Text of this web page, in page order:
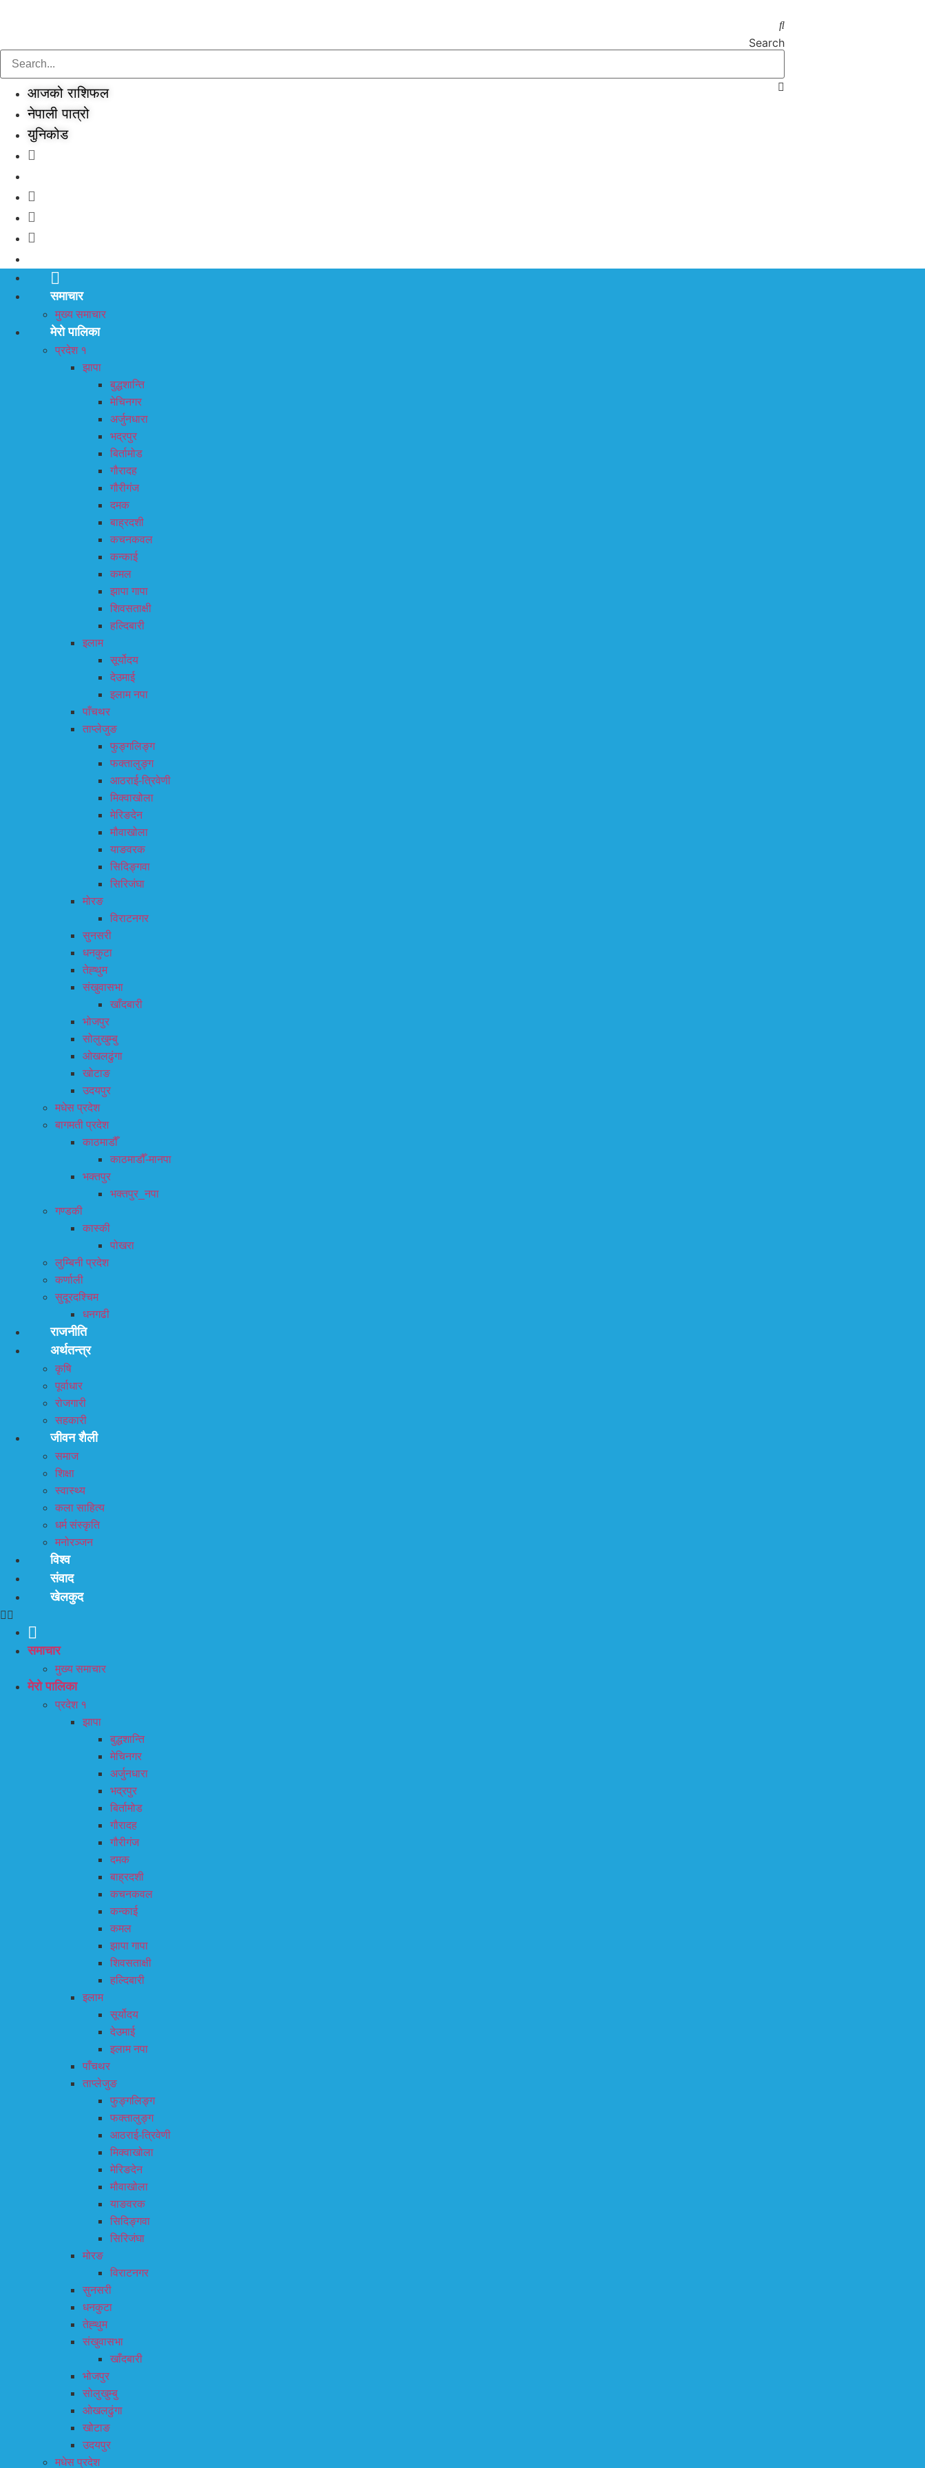
Search
आजको राशिफल
नेपाली पात्रो
युनिकोड
समाचार
मुख्य समाचार
मेरो पालिका
प्रदेश १
झापा
बुद्धशान्ति
मेचिनगर
अर्जुनधारा
भद्रपुर
बिर्तामोड
गौरादह
गौरीगंज
दमक
बाह्रदशी
कचनकवल
कन्काई
कमल
झापा गापा
शिवसताक्षी
हल्दिबारी
इलाम
सूर्योदय
देउमाई
इलाम नपा
पाँचथर
ताप्लेजुङ
फुङ्गलिङ्ग
फक्तालुङ्ग
आठराई-त्रिवेणी
मिक्वाखोला
मेरिङदेन
मौवाखोला
याङवरक
सिदिङ्गवा
सिरिजंघा
मोरङ
विराटनगर
सुनसरी
धनकुटा
तेह्थुम
संखुवासभा
खाँदबारी
भोजपुर
सोलुखुम्बु
ओखलढुंगा
खोटाङ
उदयपुर
मधेस प्रदेश
बागमती प्रदेश
काठमाडौँ
काठमाडौँ-मानपा
भक्तपुर
भक्तपुर_नपा
गण्डकी
कास्की
पोखरा
लुम्बिनी प्रदेश
कर्णाली
सुदूरदश्चिम
धनगढी
राजनीति
अर्थतन्त्र
कृषि
पूर्वाधार
रोजगारी
सहकारी
जीवन शैली
समाज
शिक्षा
स्वास्थ्य
कला साहित्य
धर्म संस्कृति
मनोरञ्जन
विश्व
संवाद
खेलकुद
समाचार
मुख्य समाचार
मेरो पालिका
प्रदेश १
झापा
बुद्धशान्ति
मेचिनगर
अर्जुनधारा
भद्रपुर
बिर्तामोड
गौरादह
गौरीगंज
दमक
बाह्रदशी
कचनकवल
कन्काई
कमल
झापा गापा
शिवसताक्षी
हल्दिबारी
इलाम
सूर्योदय
देउमाई
इलाम नपा
पाँचथर
ताप्लेजुङ
फुङ्गलिङ्ग
फक्तालुङ्ग
आठराई-त्रिवेणी
मिक्वाखोला
मेरिङदेन
मौवाखोला
याङवरक
सिदिङ्गवा
सिरिजंघा
मोरङ
विराटनगर
सुनसरी
धनकुटा
तेह्थुम
संखुवासभा
खाँदबारी
भोजपुर
सोलुखुम्बु
ओखलढुंगा
खोटाङ
उदयपुर
मधेस प्रदेश